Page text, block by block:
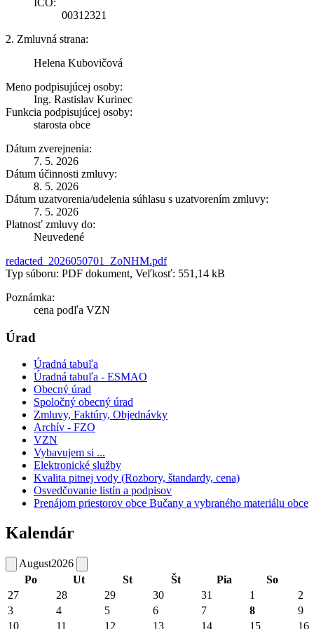
00312321
2. Zmluvná strana:
Helena Kubovičová
Meno podpisujúcej osoby:
Ing. Rastislav Kurinec
Funkcia podpisujúcej osoby:
starosta obce
Dátum zverejnenia:
7. 5. 2026
Dátum účinnosti zmluvy:
8. 5. 2026
Dátum uzatvorenia/udelenia súhlasu s uzatvorením zmluvy:
7. 5. 2026
Platnosť zmluvy do:
Neuvedené
redacted_2026050701_ZoNHM.pdf
Typ súboru: PDF dokument, Veľkosť: 551,14 kB
Poznámka:
cena podľa VZN
Úrad
Úradná tabuľa
Úradná tabuľa - ESMAO
Obecný úrad
Spoločný obecný úrad
Zmluvy, Faktúry, Objednávky
Archív - FZO
VZN
Vybavujem si ...
Elektronické služby
Kvalita pitnej vody (Rozbory, štandardy, cena)
Osvedčovanie listín a podpisov
Prenájom priestorov obce Bučany a vybraného materiálu obce
Kalendár
August2026
Po
Ut St Št Pia
So
27
28 29 30 31 1
2
3
4 5 6 7 8
9
10
11 12 13 14 15
16